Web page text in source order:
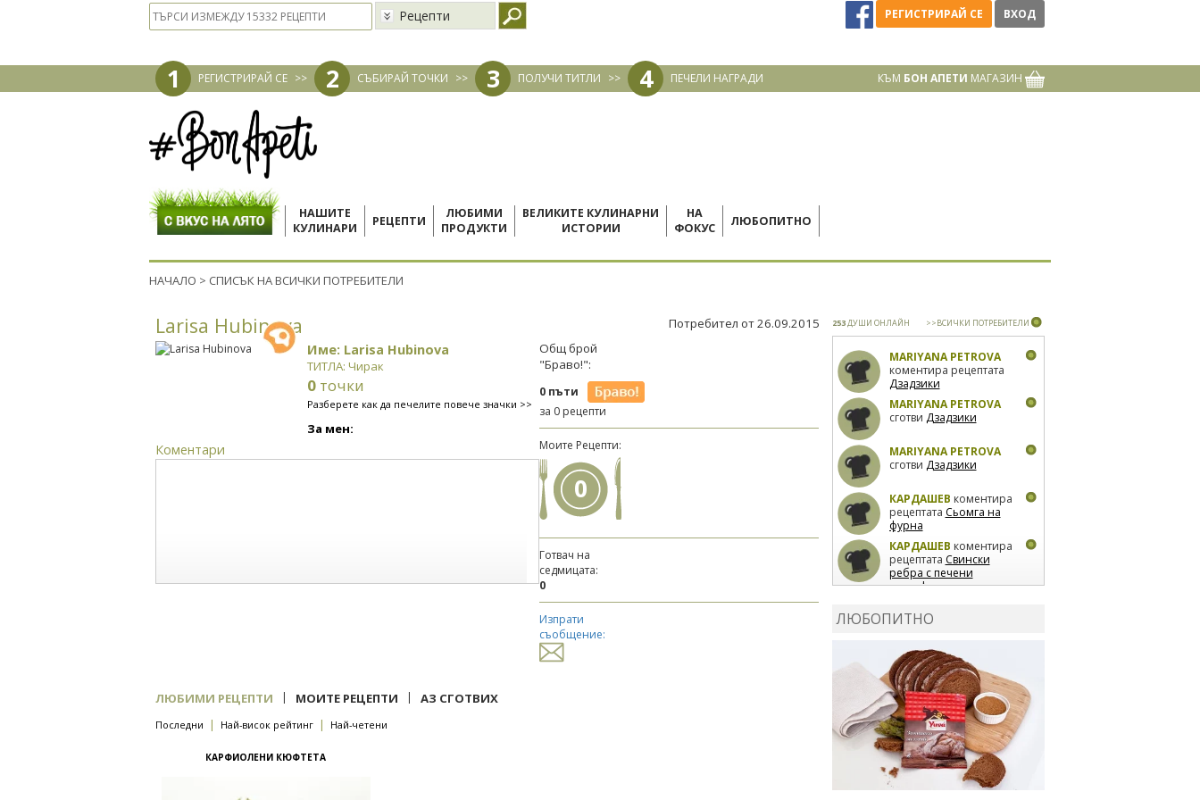
Рецепти РЕГИСТРИРАЙ СЕ ВХОД
1 РЕГИСТРИРАЙ СЕ >> 2 СЪБИРАЙ ТОЧКИ >> 3 ПОЛУЧИ ТИТЛИ >> 4 ПЕЧЕЛИ НАГРАДИ КЪМ БОН АПЕТИ МАГАЗИН
НАШИТЕ
КУЛИНАРИ
РЕЦЕПТИ
ЛЮБИМИ
ПРОДУКТИ
ВЕЛИКИТЕ КУЛИНАРНИ
ИСТОРИИ
НА
ФОКУС
ЛЮБОПИТНО
НАЧАЛО > СПИСЪК НА ВСИЧКИ ПОТРЕБИТЕЛИ
Larisa Hubinova Потребител от 26.09.2015
Име: Larisa Hubinova
ТИТЛА: Чирак
0 точки
Разберете как да печелите повече значки >>
За мен:
Коментари
Общ брой
"Браво!":
0 пъти
за 0 рецепти
Моите Рецепти:
0
Готвач на
седмицата:
0
Изпрати
съобщение:
ЛЮБИМИ РЕЦЕПТИ | МОИТЕ РЕЦЕПТИ | АЗ СГОТВИХ
Последни | Най-висок рейтинг | Най-четени
КАРФИОЛЕНИ КЮФТЕТА
253ДУШИ ОНЛАЙН >>ВСИЧКИ ПОТРЕБИТЕЛИ
MARIYANA PETROVA
коментира рецептата
Дзадзики
MARIYANA PETROVA
сготви Дзадзики
MARIYANA PETROVA
сготви Дзадзики
КАРДАШЕВ коментира
рецептата Сьомга на
фурна
КАРДАШЕВ коментира
рецептата Свински
ребра с печени
картофи
лимон
коментира рецептата
Киноа със зеленчуци
ЛЮБОПИТНО